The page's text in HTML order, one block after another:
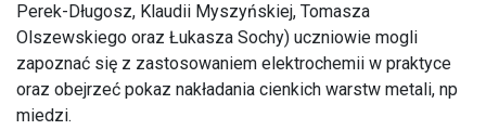
Perek-Długosz, Klaudii Myszyńskiej, Tomasza
Olszewskiego oraz Łukasza Sochy) uczniowie mogli
zapoznać się z zastosowaniem elektrochemii w praktyce
oraz obejrzeć pokaz nakładania cienkich warstw metali, np
miedzi.